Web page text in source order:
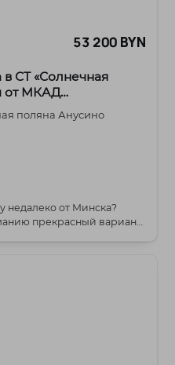
53 200 BYN
в СТ «Солнечная
от МКАД
поляна Анусино
недалеко от Минска?
прекрасный вариант